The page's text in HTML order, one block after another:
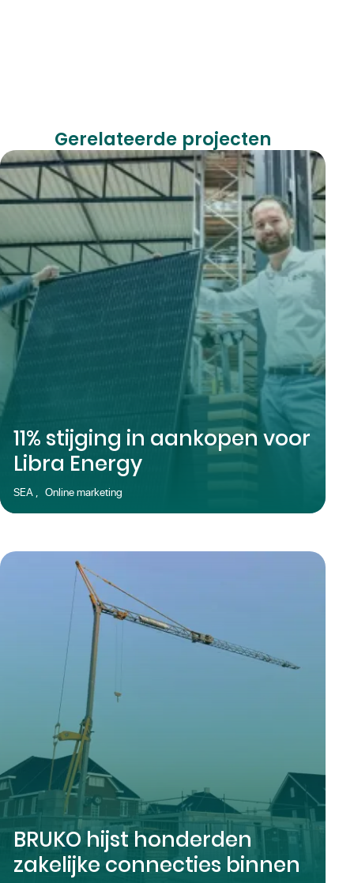
Gerelateerde projecten
11% stijging in aankopen voor
Libra Energy
SEA , Online marketing
BRUKO hijst honderden
zakelijke connecties binnen